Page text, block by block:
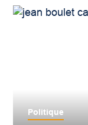
Politique